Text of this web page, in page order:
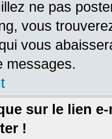
ne pas
vous
vous
messages.
sur le lien
!